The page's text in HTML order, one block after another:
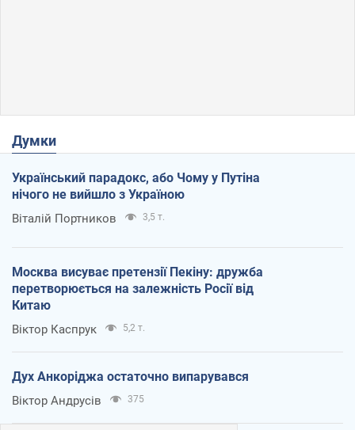
Думки
Український парадокс, або Чому у Путіна
нічого не вийшло з Україною
Віталій Портников 3,5 т.
Москва висуває претензії Пекіну: дружба
перетворюється на залежність Росії від
Китаю
Віктор Каспрук 5,2 т.
Дух Анкоріджа остаточно випарувався
Віктор Андрусів 375